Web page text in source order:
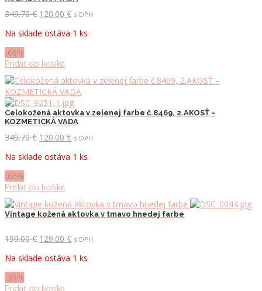
349.70€ Pôvodná
bola:
120.00 €Aktuálna
je:
s DPH
Na sklade ostáva 1 ks
-66%
Pridať do košíka
Celokožená aktovka v zelenej farbe č.8469, 2.AKOSŤ –
KOZMETICKÁ VADA
349.70€ Pôvodná
bola:
120.00 €Aktuálna
je:
s DPH
Na sklade ostáva 1 ks
-66%
Pridať do košíka
Vintage kožená aktovka v tmavo hnedej farbe
199.00€ Pôvodná
bola:
129.00 €Aktuálna
je:
s DPH
Na sklade ostáva 1 ks
-35%
Pridať do košíka